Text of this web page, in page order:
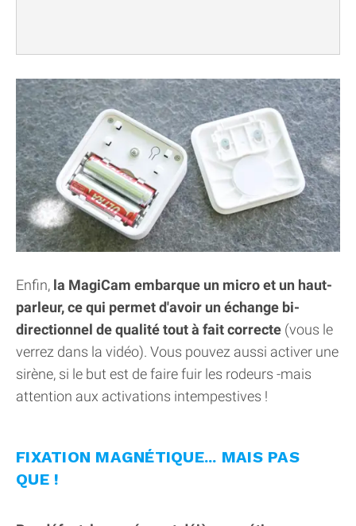
Enfin, la MagiCam embarque un micro et un haut-
parleur, ce qui permet d'avoir un échange bi-
directionnel de qualité tout à fait correcte (vous le
verrez dans la vidéo). Vous pouvez aussi activer une
sirène, si le but est de faire fuir les rodeurs -mais
attention aux activations intempestives !
FIXATION MAGNÉTIQUE... MAIS PAS
QUE !